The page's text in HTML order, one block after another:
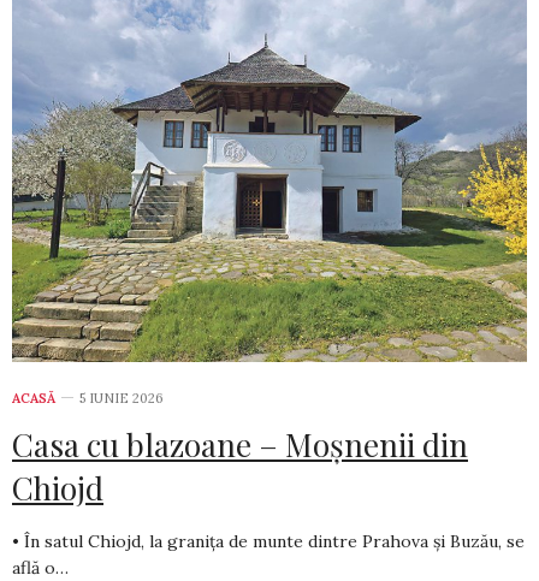
ACASĂ 5 IUNIE 2026
Casa cu blazoane – Moșnenii din
Chiojd
• În satul Chiojd, la granița de munte dintre Prahova și Buzău, se
află o…